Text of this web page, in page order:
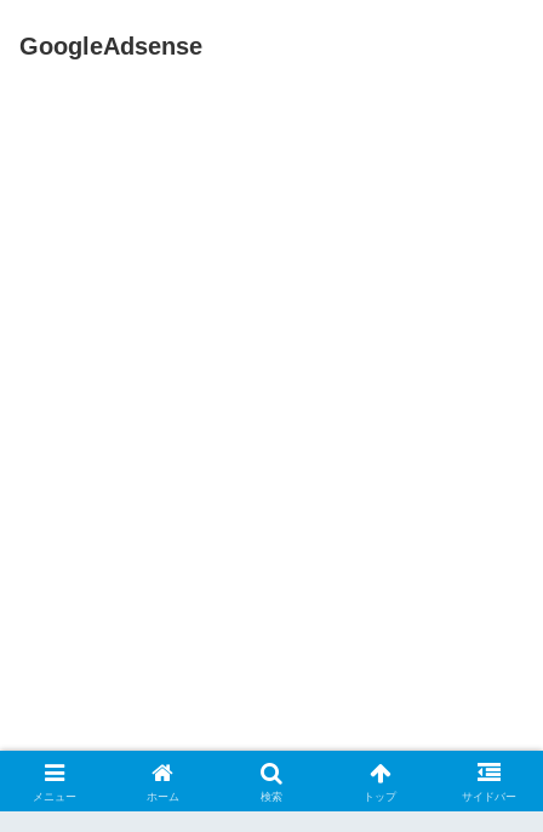
GoogleAdsense
メニュー ホーム 検索 トップ サイドバー